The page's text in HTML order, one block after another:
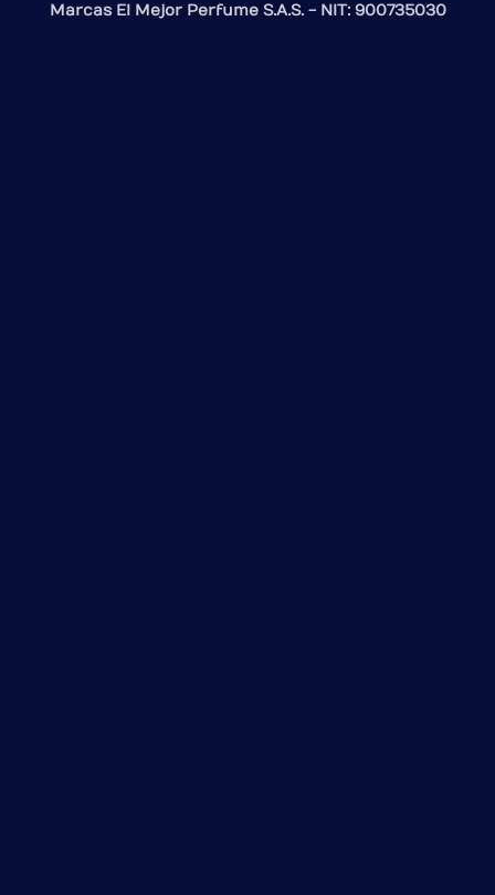
Marcas El Mejor Perfume S.A.S. - NIT: 900735030